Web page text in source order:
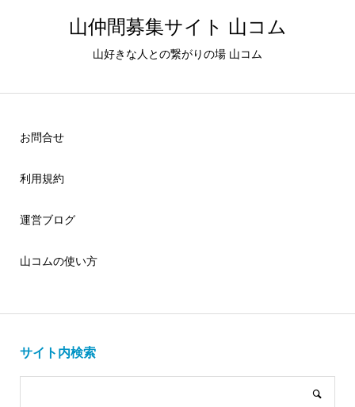
山仲間募集サイト 山コム
山好きな人との繋がりの場 山コム
お問合せ
利用規約
運営ブログ
山コムの使い方
サイト内検索